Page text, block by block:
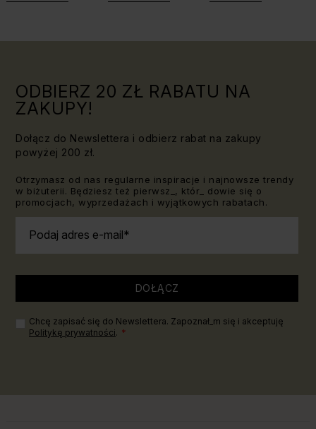
ODBIERZ 20 ZŁ RABATU NA
ZAKUPY!
Dołącz do Newslettera i odbierz rabat na zakupy
powyżej 200 zł.
Otrzymasz od nas regularne inspiracje i najnowsze trendy
w biżuterii. Będziesz też pierwsz_, któr_ dowie się o
promocjach, wyprzedażach i wyjątkowych rabatach.
Podaj adres e-mail
DOŁĄCZ
Chcę zapisać się do Newslettera. Zapoznał_m się i akceptuję
Politykę prywatności.